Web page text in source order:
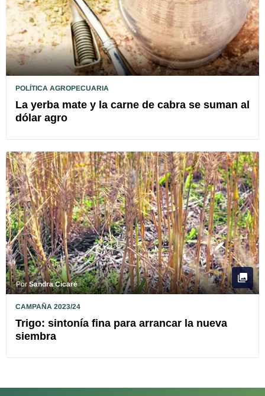
POLÍTICA AGROPECUARIA
La yerba mate y la carne de cabra se suman al
dólar agro
PorSandra Cicaré
CAMPAÑA 2023/24
Trigo: sintonía fina para arrancar la nueva
siembra